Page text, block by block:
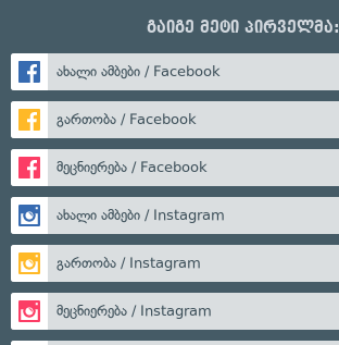
გაიგე მეტი პირველმა:
ახალი ამბები / Facebook
გართობა / Facebook
მეცნიერება / Facebook
ახალი ამბები / Instagram
გართობა / Instagram
მეცნიერება / Instagram